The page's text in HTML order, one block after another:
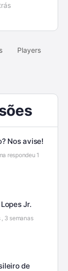
Players
Nos avise!
respondeu 1
Jr.
, 3 semanas
de